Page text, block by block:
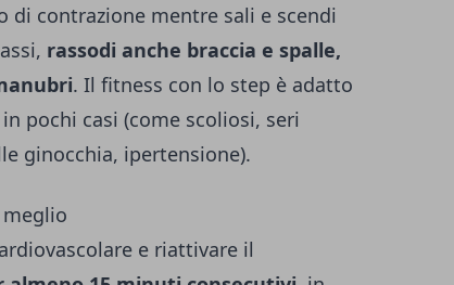
contrazione mentre sali e scendi
rassodi anche braccia e spalle,
. Il fitness con lo step è adatto
pochi casi (come scoliosi, seri
ginocchia, ipertensione).
e riattivare il